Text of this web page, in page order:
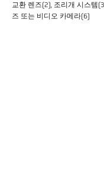
교환 렌즈(2), 조리개 시스템
즈 또는 비디오 카메라(6)